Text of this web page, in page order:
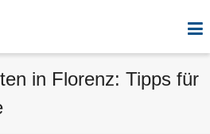
in Florenz: Tipps für